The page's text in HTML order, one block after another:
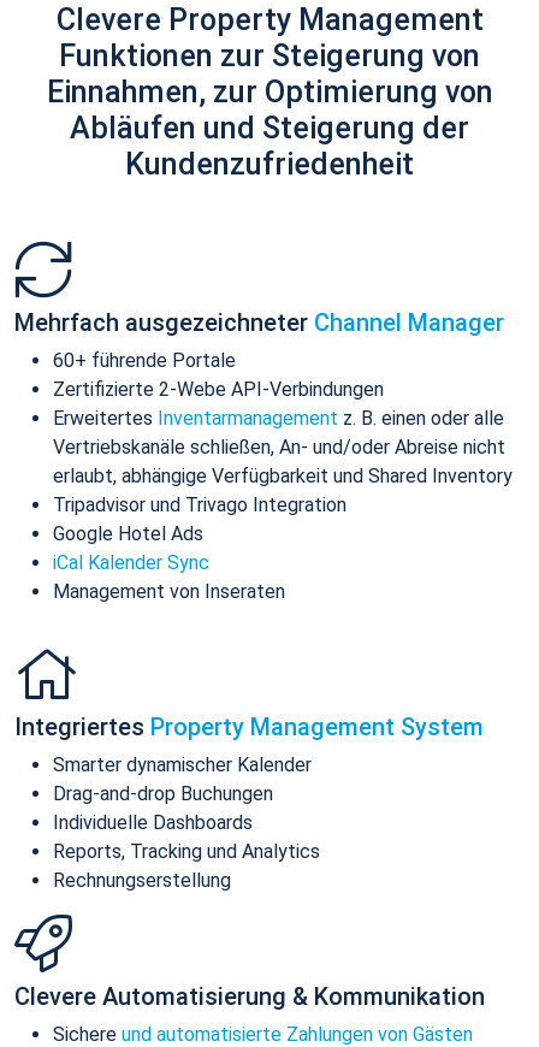
Clevere Property Management
Funktionen zur Steigerung von
Einnahmen, zur Optimierung von
Abläufen und Steigerung der
Kundenzufriedenheit
Mehrfach ausgezeichneter Channel Manager
60+ führende Portale
Zertifizierte 2-Webe API-Verbindungen
Erweitertes Inventarmanagement z. B. einen oder alle
Vertriebskanäle schließen, An- und/oder Abreise nicht
erlaubt, abhängige Verfügbarkeit und Shared Inventory
Tripadvisor und Trivago Integration
Google Hotel Ads
iCal Kalender Sync
Management von Inseraten
Integriertes Property Management System
Smarter dynamischer Kalender
Drag-and-drop Buchungen
Individuelle Dashboards
Reports, Tracking und Analytics
Rechnungserstellung
Clevere Automatisierung & Kommunikation
Sichere und automatisierte Zahlungen von Gästen